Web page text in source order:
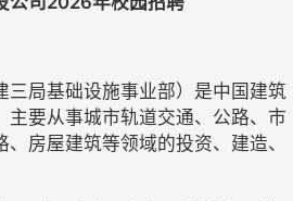
三局基础设施事业部）是中国建筑
主要从事城市轨道交通、公路、市
房屋建筑等领域的投资、建造、